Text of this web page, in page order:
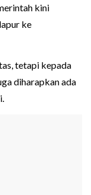
kini
ke
tetapi kepada
diharapkan ada